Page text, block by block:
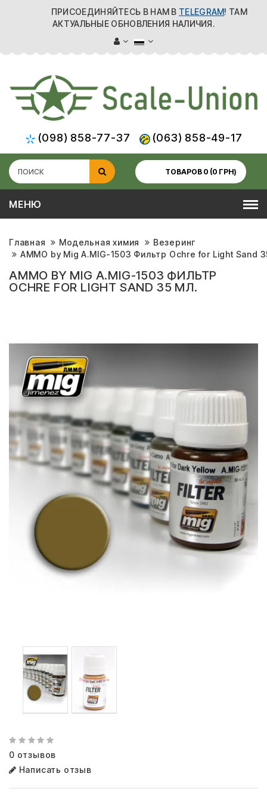
ПРИСОЕДИНЯЙТЕСЬ В НАМ В TELEGRAM! ТАМ
АКТУАЛЬНЫЕ ОБНОВЛЕНИЯ НАЛИЧИЯ.
(098) 858-77-37 (063) 858-49-17
ТОВАРОВ 0 (0 ГРН)
МЕНЮ
Главная Модельная химия
Везеринг
AMMO by Mig A.MIG-1503 Фильтр Ochre for Light Sand
AMMO BY MIG A.MIG-1503 ФИЛЬТР
OCHRE FOR LIGHT SAND 35 МЛ.
0 отзывов
Написать отзыв